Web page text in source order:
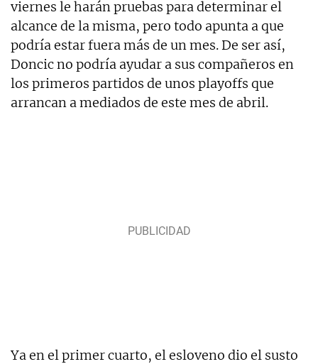
viernes le harán pruebas para determinar el
alcance de la misma, pero todo apunta a que
podría estar fuera más de un mes. De ser así,
Doncic no podría ayudar a sus compañeros en
los primeros partidos de unos playoffs que
arrancan a mediados de este mes de abril.
Ya en el primer cuarto, el esloveno dio el susto